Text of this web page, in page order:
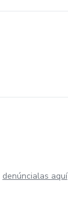
denúncialas aquí